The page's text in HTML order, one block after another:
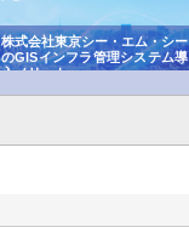
株式会社東京シー・エム・シー
のGISインフラ管理システム導
入メリット